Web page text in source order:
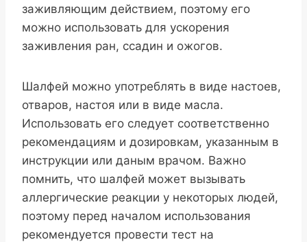
заживляющим действием, поэтому его
можно использовать для ускорения
заживления ран, ссадин и ожогов.
Шалфей можно употреблять в виде настоев,
отваров, настоя или в виде масла.
Использовать его следует соответственно
рекомендациям и дозировкам, указанным в
инструкции или даным врачом. Важно
помнить, что шалфей может вызывать
аллергические реакции у некоторых людей,
поэтому перед началом использования
рекомендуется провести тест на